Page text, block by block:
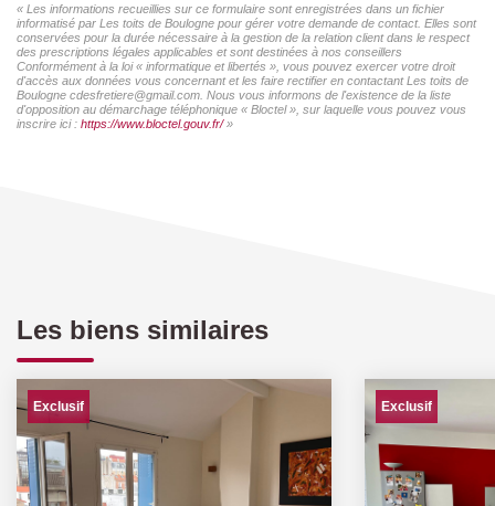
« Les informations recueillies sur ce formulaire sont enregistrées dans un fichier
informatisé par Les toits de Boulogne pour gérer votre demande de contact. Elles sont
conservées pour la durée nécessaire à la gestion de la relation client dans le respect
des prescriptions légales applicables et sont destinées à nos conseillers
Conformément à la loi « informatique et libertés », vous pouvez exercer votre droit
d'accès aux données vous concernant et les faire rectifier en contactant Les toits de
Boulogne cdesfretiere@gmail.com. Nous vous informons de l'existence de la liste
d'opposition au démarchage téléphonique « Bloctel », sur laquelle vous pouvez vous
inscrire ici : https://www.bloctel.gouv.fr/»
Les biens similaires
Exclusif Exclusif